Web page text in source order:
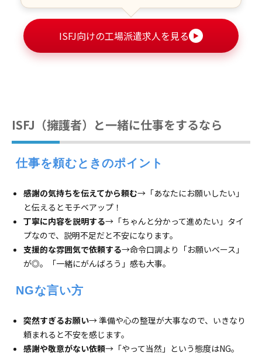
ISFJ向けの工場派遣求人を見る ▶
ISFJ（擁護者）と一緒に仕事をするなら
仕事を頼むときのポイント
感謝の気持ちを伝えてから頼む→「あなたにお願いしたい」
と伝えるとモチベアップ！
丁寧に内容を説明する→「ちゃんと分かって進めたい」タイ
プなので、説明不足だと不安になります。
支援的な雰囲気で依頼する→命令口調より「お願いベース」
が◎。「一緒にがんばろう」感も大事。
NGな言い方
突然すぎるお願い→ 準備や心の整理が大事なので、いきなり
頼まれると不安を感じます。
感謝や敬意がない依頼→「やって当然」という態度はNG。